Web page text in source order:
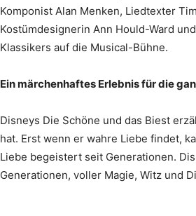
Komponist Alan Menken, Liedtexter
Kostümdesignerin Ann Hould-Ward
Klassikers auf die Musical-Bühne.
Ein märchenhaftes Erlebnis für die
Disneys Die Schöne und das Biest
hat. Erst wenn er wahre Liebe findet,
Liebe begeistert seit Generationen.
Generationen, voller Magie, Witz und